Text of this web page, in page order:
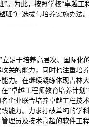
”。为此，按照学校“卓越工
班”）选拔与培养实施办法。
足于培养高层次、国际化
关的能力，同时也注重培
力。在继续凝练体现吉林
在“卓越工程师教育培养计划 ”
企业联合培养卓越工程技
能力。力求打破单纯的学
理员及技术高超的软件工